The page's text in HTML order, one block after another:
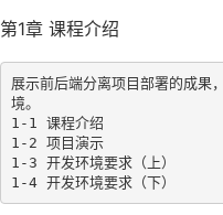
第1章 课程介绍
展示前后端分离项目部署的成果
境。
1-1 课程介绍
1-2 项目演示
1-3 开发环境要求（上）
1-4 开发环境要求（下）